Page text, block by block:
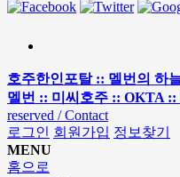
호주한인포탈 :: 멜번의 하
멜번 :: 미씨호주 :: OKTA
reserved / Contact
로그인 회원가입 정보찾기
MENU
홈으로